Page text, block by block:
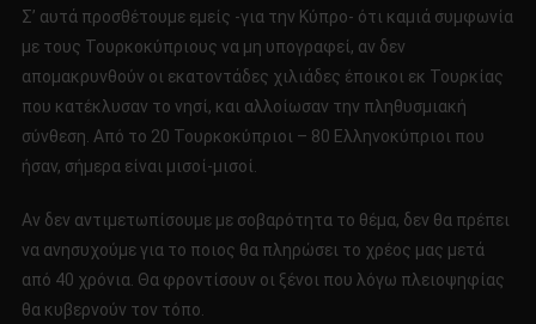
Σ’ αυτά προσθέτουμε εμείς -για την Κύπρο- ότι καμιά συμφωνία
με τους Τουρκοκύπριους να μη υπογραφεί, αν δεν
απομακρυνθούν οι εκατοντάδες χιλιάδες έποικοι εκ Τουρκίας
που κατέκλυσαν το νησί, και αλλοίωσαν την πληθυσμιακή
σύνθεση. Από το 20 Τουρκοκύπριοι – 80 Ελληνοκύπριοι που
ήσαν, σήμερα είναι μισοί-μισοί.
Αν δεν αντιμετωπίσουμε με σοβαρότητα το θέμα, δεν θα πρέπει
να ανησυχούμε για το ποιος θα πληρώσει το χρέος μας μετά
από 40 χρόνια. Θα φροντίσουν οι ξένοι που λόγω πλειοψηφίας
θα κυβερνούν τον τόπο.